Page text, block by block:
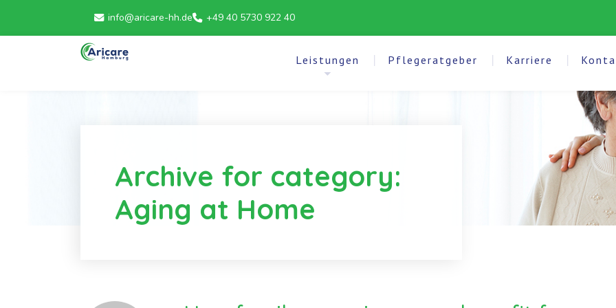
info@aricare-hh.de +49 40 5730 922 40
Leistungen Pflegeratgeber Karriere
Archive for category:
Aging at Home